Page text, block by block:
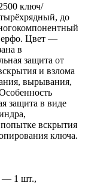
ключ/
до
Цвет —
в
защита от
и взлома
вырывания,
защита в виде
вскрытия
ключа.
— 1 шт.,